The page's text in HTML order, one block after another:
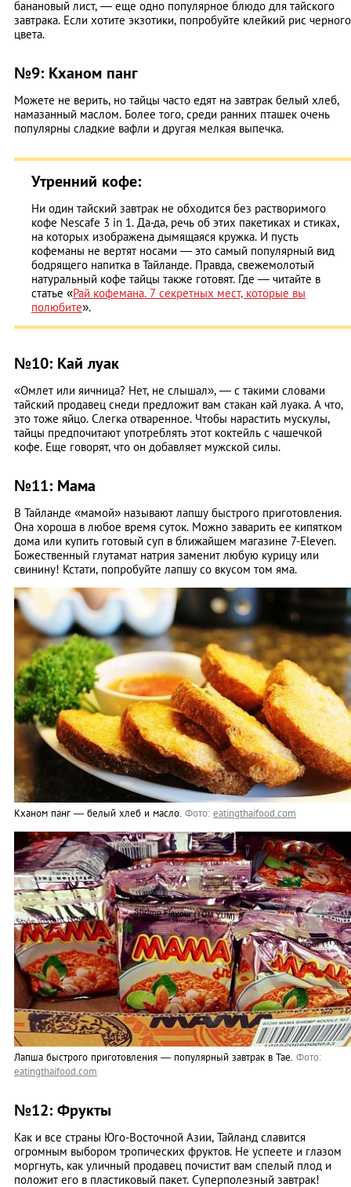
банановый лист, — еще одно популярное блюдо для тайского
завтрака. Если хотите экзотики, попробуйте клейкий рис черного
цвета.
№9: Кханом панг
Можете не верить, но тайцы часто едят на завтрак белый хлеб,
намазанный маслом. Более того, среди ранних пташек очень
популярны сладкие вафли и другая мелкая выпечка.
Утренний кофе:
Ни один тайский завтрак не обходится без растворимого
кофе Nescafe 3 in 1. Да-да, речь об этих пакетиках и стиках,
на которых изображена дымящаяся кружка. И пусть
кофеманы не вертят носами — это самый популярный вид
бодрящего напитка в Тайланде. Правда, свежемолотый
натуральный кофе тайцы также готовят. Где — читайте в
статье «Рай кофемана. 7 секретных мест, которые вы
полюбите».
№10: Кай луак
«Омлет или яичница? Нет, не слышал», — с такими словами
тайский продавец снеди предложит вам стакан кай луака. А что,
это тоже яйцо. Слегка отваренное. Чтобы нарастить мускулы,
тайцы предпочитают употреблять этот коктейль с чашечкой
кофе. Еще говорят, что он добавляет мужской силы.
№11: Мама
В Тайланде «мамой» называют лапшу быстрого приготовления.
Она хороша в любое время суток. Можно заварить ее кипятком
дома или купить готовый суп в ближайшем магазине 7-Eleven.
Божественный глутамат натрия заменит любую курицу или
свинину! Кстати, попробуйте лапшу со вкусом том яма.
Кханом панг — белый хлеб и масло. Фото: eatingthaifood.com
Лапша быстрого приготовления — популярный завтрак в Тае. Фото:
eatingthaifood.com
№12: Фрукты
Как и все страны Юго-Восточной Азии, Тайланд славится
огромным выбором тропических фруктов. Не успеете и глазом
моргнуть, как уличный продавец почистит вам спелый плод и
положит его в пластиковый пакет. Суперполезный завтрак!